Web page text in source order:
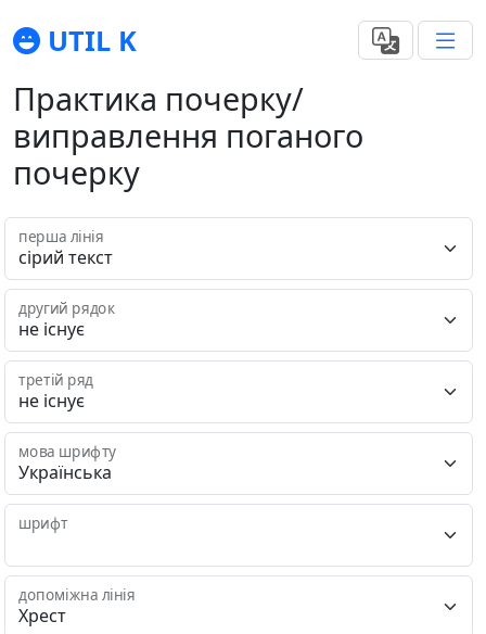
UTIL K
Практика почерку/
виправлення поганого
почерку
перша лінія
другий рядок
третій ряд
мова шрифту
шрифт
допоміжна лінія